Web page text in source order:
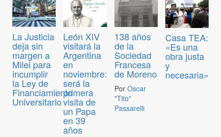
La Justicia
deja sin
margen a
Milei para
incumplir
la Ley de
Financiamiento
Universitario
León XIV
visitará la
Argentina
en
noviembre:
será la
primera
visita de
un Papa
en 39
años
138 años
de la
Sociedad
Francesa
de Moreno
Por Oscar
"Tito"
Passarelli
Casa TEA:
«Es una
obra justa
y
necesaria»